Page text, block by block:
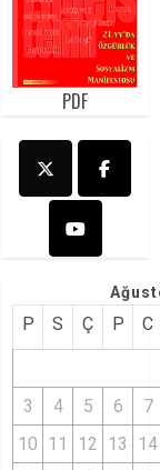
PDF
P S Ç P C
3 4 5 6
7
10 11 12 13
14